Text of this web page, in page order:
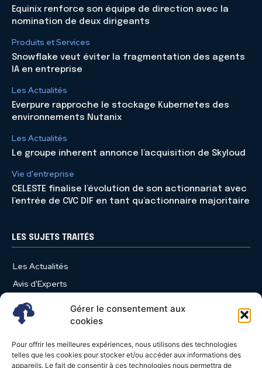
Gérer le consentement aux
cookies
Pour offrir les meilleures expériences, nous utilisons des technologies
telles que les cookies pour stocker et/ou accéder aux informations des
appareils. Le fait de consentir à ces technologies nous permettra de
Equinix renforce son équipe de direction avec la
nomination de deux dirigeants
Produits et Services
Snowflake veut éviter la fragmentation des agents
IA en entreprise
Les Actualités
Everpure rapproche le stockage Kubernetes des
environnements Nutanix
Les Actualités
Le groupe inherent annonce l’acquisition de Skyloud
Vie d'entreprise
CELESTE finalise l’évolution de son actionnariat avec
l’entrée de CVC DIF en tant qu’actionnaire majoritaire
LES SUJETS TRAITÉS
Les Actualités
Avis d'Experts
Produits et Services
Vie d'entreprise
Nominations